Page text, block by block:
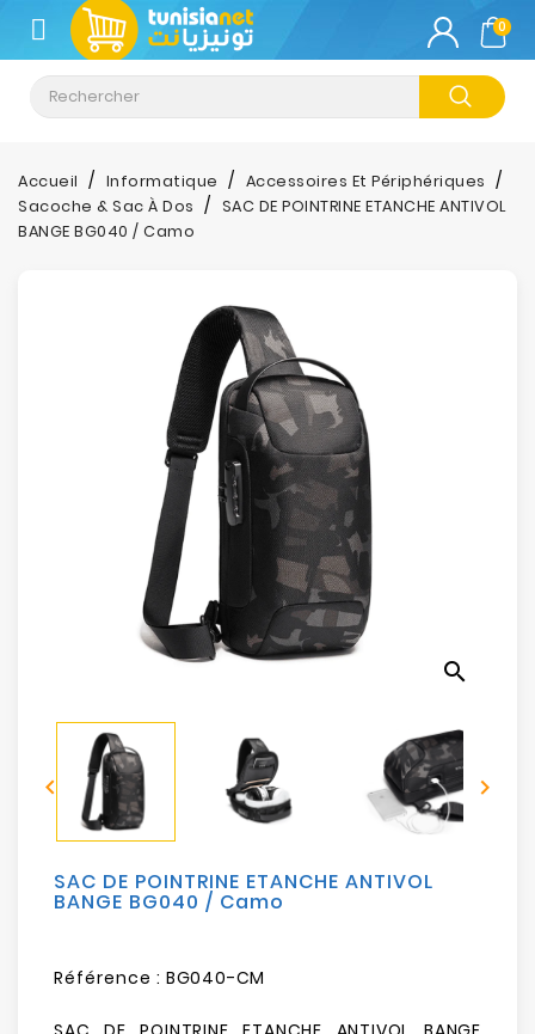
CATÉGORIE
Climatisation
Informatique
Téléphonie
Electroménager
Bureautique
Sécurité
Mobilités
Loisirs
0
Accueil Informatique
Accessoires Et Périphériques
Sacoche & Sac À Dos
SAC DE POINTRINE ETANCHE ANTIVOL
BANGE BG040 / Camo
search
 
SAC DE POINTRINE ETANCHE ANTIVOL
BANGE BG040 / Camo
Référence : BG040-CM